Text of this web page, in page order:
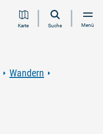
Inhalt
Navigation
Volltextsuche
FooterKarte Suche Menü
Wandern